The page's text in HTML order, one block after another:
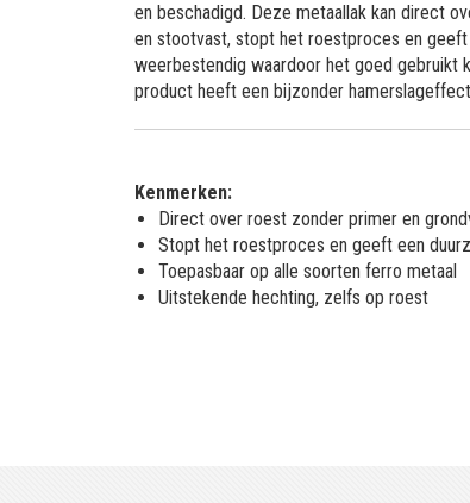
en beschadigd. Deze metaallak kan direct
en stootvast, stopt het roestproces en
weerbestendig waardoor het goed gebruikt
product heeft een bijzonder
Kenmerken:
Direct over roest zonder primer en
Stopt het roestproces en geeft een
Toepasbaar op alle soorten ferro metaal
Uitstekende hechting, zelfs op roest